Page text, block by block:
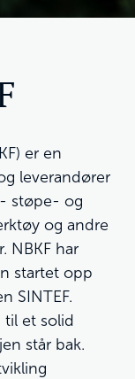
er en
leverandører
støpe- og
og andre
NBKF har
startet opp
SINTEF.
til et solid
står bak.